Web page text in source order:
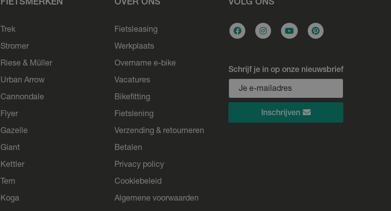
FIETSMERKEN
Trek
Stromer
Riese & Müller
Urban Arrow
Cannondale
Flyer
Gazelle
Giant
Kettler
Tern
Koga
OVER ONS
Fietsleasing
Werkplaats
Overname e-bike
Vacatures
Bikefitting
Fietslening
Verzending & retourneren
Betalen
Privacy policy
Cookiebeleid
Algemene voorwaarden
VOLG ONS
Schrijf je in op onze nieuwsbrief
Inschrijven